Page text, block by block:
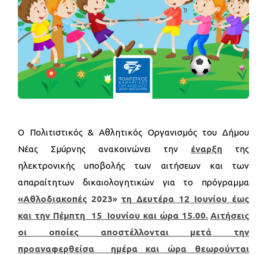
Ο Πολιτιστικός & Αθλητικός Οργανισμός του Δήμου
Νέας Σμύρνης ανακοινώνει την έναρξη της
ηλεκτρονικής υποβολής των αιτήσεων και των
απαραίτητων δικαιολογητικών για το πρόγραμμα
«Αθλοδιακοπές 2023» τη Δευτέρα 12 Ιουνίου έως
και την Πέμπτη 15 Ιουνίου και ώρα 15.00. Αιτήσεις
οι οποίες αποστέλλονται μετά την
προαναφερθείσα ημέρα και ώρα θεωρούνται